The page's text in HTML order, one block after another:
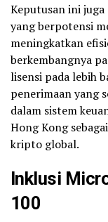
Keputusan ini
yang berpotensi
meningkatkan
berkembangnya
lisensi pada lebih
penerimaan yang
dalam sistem
Hong Kong
kripto global.
Inklusi
100